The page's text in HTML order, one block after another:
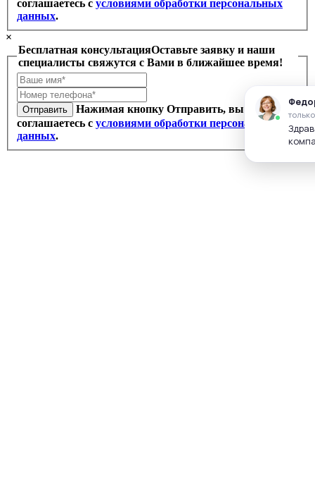
соглашаетесь с условиями обработки персональных
данных.
×
Бесплатная консультацияОставьте заявку и наши
специалисты свяжутся с Вами в ближайшее время!
Отправить
Нажимая кнопку Отправить, вы
соглашаетесь с условиями обработки персональных
данных.